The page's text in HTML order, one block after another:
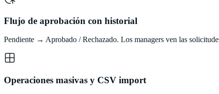
Flujo de aprobación con historial
Pendiente → Aprobado / Rechazado. Los managers ven las
Operaciones masivas y CSV import